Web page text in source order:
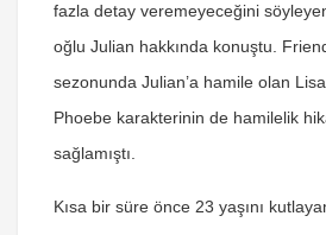
fazla detay veremeyeceğini
oğlu Julian hakkında konuştu.
sezonunda Julian’a hamile olan
Phoebe karakterinin de hamilelik
sağlamıştı.
Kısa bir süre önce 23 yaşını